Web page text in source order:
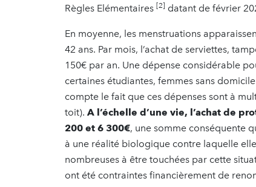
Règles Elémentaires [2] datant de février
En moyenne, les menstruations
42 ans. Par mois, l’achat de serviettes,
150€ par an. Une dépense considérable
certaines étudiantes, femmes sans
compte le fait que ces dépenses sont à
toit). A l’échelle d’une vie, l’achat de
200 et 6 300€, une somme conséquente
à une réalité biologique contre laquelle
nombreuses à être touchées par cette
ont été contraintes financièrement de